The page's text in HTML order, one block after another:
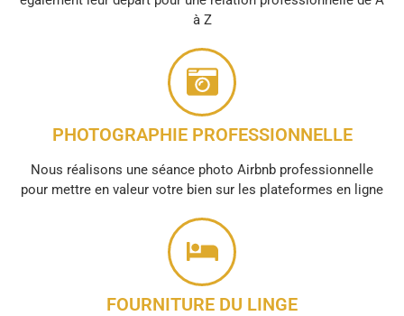
à Z
PHOTOGRAPHIE PROFESSIONNELLE
Nous réalisons une séance photo Airbnb professionnelle
pour mettre en valeur votre bien sur les plateformes en ligne
FOURNITURE DU LINGE